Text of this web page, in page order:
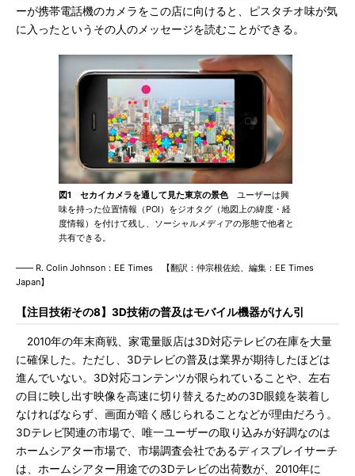
ーが携帯電話機のカメラをこの店に向けると、ピスタチオ味が気
に入ったというその人のメッセージを読むことができる。
図1 セカイカメラを通して見た東京の景色ユーザーは興
味を持った位置情報（POI）をジオタグ（地図上の緯度・経
度情報）を付けて残し、ソーシャルメディアの形態で他者と
共有できる。
―― R. Colin Johnson：EE Times 【翻訳：仲宗根佐絵、編集：EE Times
Japan】
【注目技術その8】3D技術の普及はモバイル機器がけん引
2010年の年末商戦、家電量販店は3D対応テレビの在庫を大量
に確保した。ただし、3Dテレビの普及は業界が期待したほどは
進んでいない。3D対応コンテンツが限られていることや、左右
の目に映し出す映像を高速に切り替えるための3D眼鏡を装着し
なければならず、画面が暗く感じられることなどが理由だろう。
3Dテレビ関連の市場で、唯一ユーザーの取り込みが好調なのは
ホームシアター市場で、市場調査会社であるディスプレイサーチ
は、ホームシアター用途での3Dテレビの出荷数が、2010年に